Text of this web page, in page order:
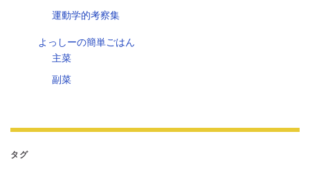
運動学的考察集
よっしーの簡単ごはん
主菜
副菜
タグ